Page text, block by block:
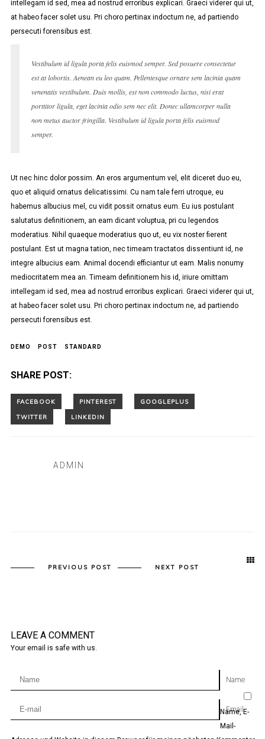
intellegam id sed, mea ad nostrud erroribus explicari. Graeci viderer qui ut,
at habeo facer solet usu. Pri choro pertinax indoctum ne, ad partiendo
persecuti forensibus est.
Vestibulum id ligula porta felis euismod semper. Sed posuere consectetur
est at lobortis. Aenean eu leo quam. Pellentesque ornare sem lacinia quam
venenatis vestibulum. Duis mollis, est non commodo luctus, nisi erat
porttitor ligula, eget lacinia odio sem nec elit. Donec ullamcorper nulla
non metus auctor fringilla. Vestibulum id ligula porta felis euismod
semper.
Ut nec hinc dolor possim. An eros argumentum vel, elit diceret duo eu,
quo et aliquid ornatus delicatissimi. Cu nam tale ferri utroque, eu
habemus albucius mel, cu vidit possit ornatus eum. Eu ius postulant
salutatus definitionem, an eam dicant voluptua, pri cu legendos
moderatius. Nihil quaeque moderatius quo ut, eu vix noster fierent
postulant. Est ut magna tation, nec timeam tractatos dissentiunt id, ne
integre albucius eam. Animal docendi efficiantur ut eam. Malis nonumy
mediocritatem mea an. Timeam definitionem his id, iriure omittam
intellegam id sed, mea ad nostrud erroribus explicari. Graeci viderer qui ut,
at habeo facer solet usu. Pri choro pertinax indoctum ne, ad partiendo
persecuti forensibus est.
DEMO POST STANDARD
SHARE POST:
ADMIN
PREVIOUS POST NEXT POST
LEAVE A COMMENT
Your email is safe with us.
Name
Email
Name, E-
Mail-